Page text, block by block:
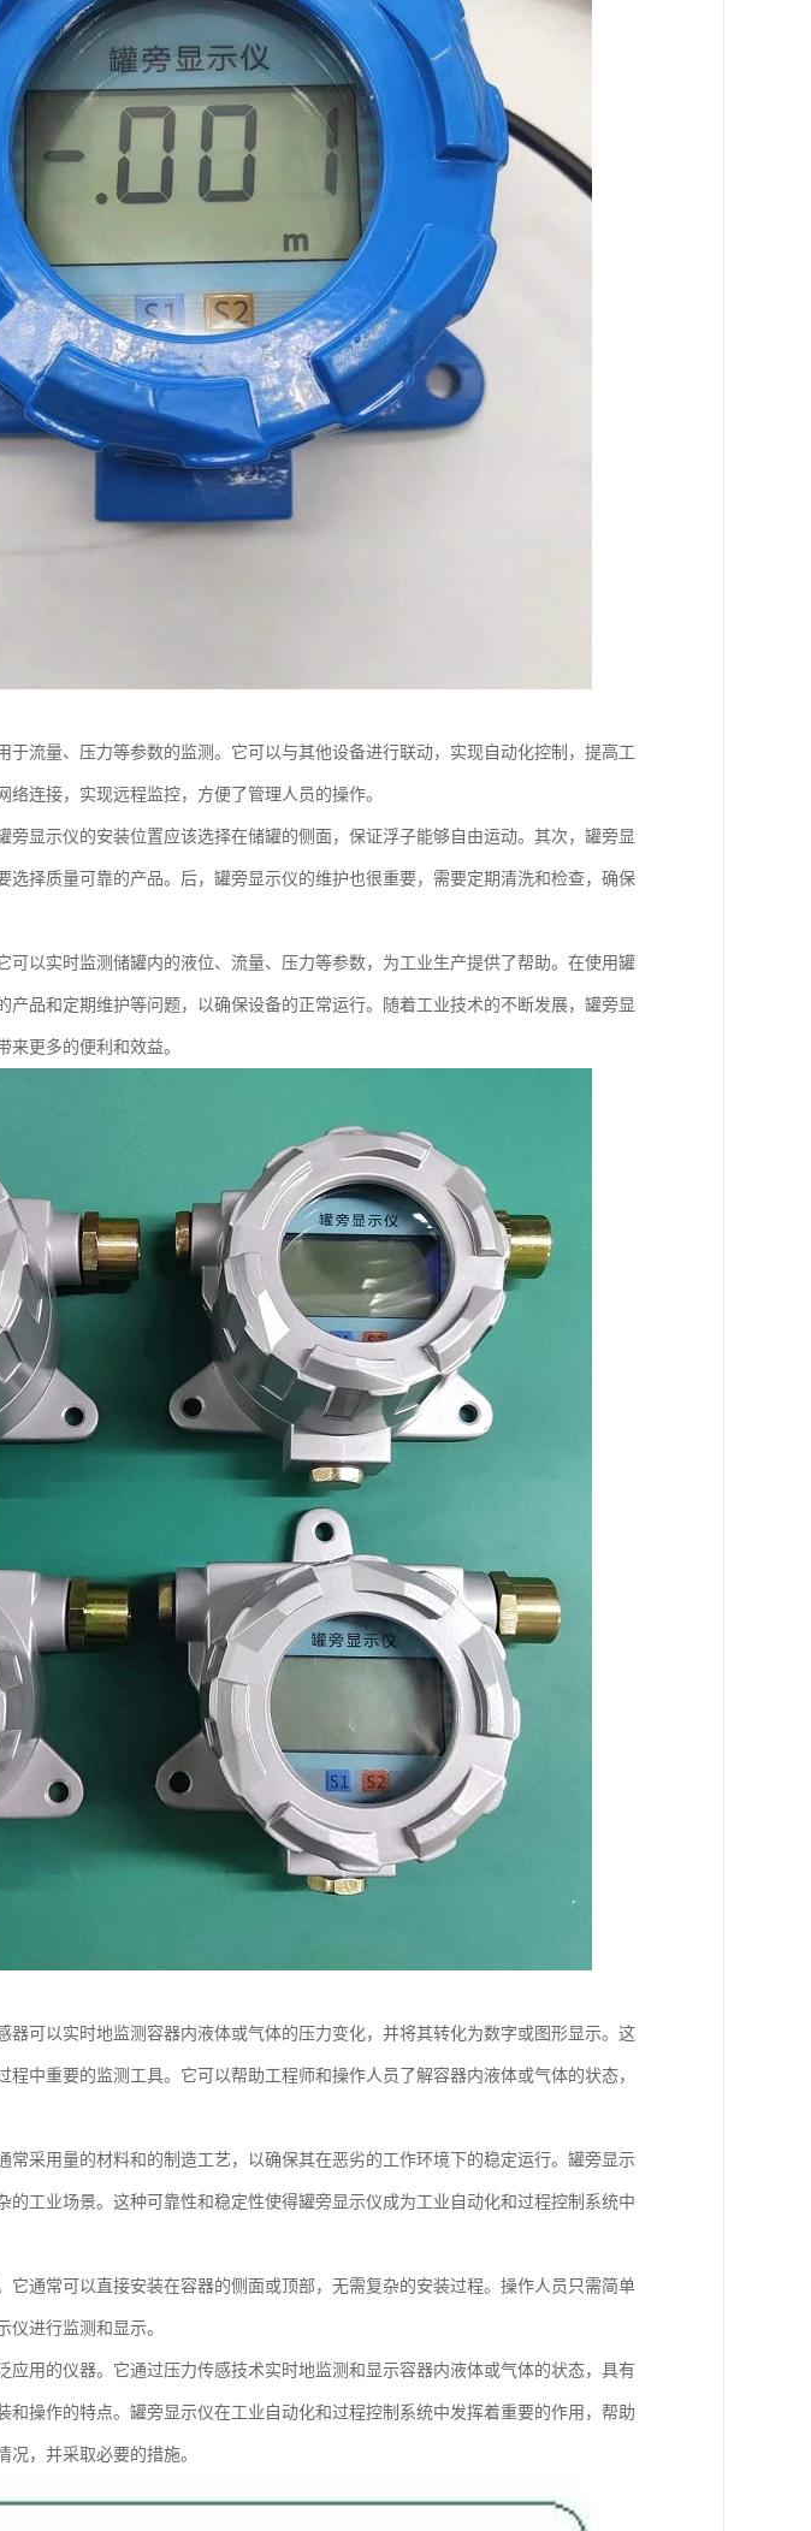
流量、压力等参数的监测。它可以与其他设备进行联动，实现自动化控制，提高工
连接，实现远程监控，方便了管理人员的操作。
显示仪的安装位置应该选择在储罐的侧面，保证浮子能够自由运动。其次，罐旁显
选择质量可靠的产品。后，罐旁显示仪的维护也很重要，需要定期清洗和检查，确保
可以实时监测储罐内的液位、流量、压力等参数，为工业生产提供了帮助。在使用罐
品和定期维护等问题，以确保设备的正常运行。随着工业技术的不断发展，罐旁显
更多的便利和效益。
器可以实时地监测容器内液体或气体的压力变化，并将其转化为数字或图形显示。这
中重要的监测工具。它可以帮助工程师和操作人员了解容器内液体或气体的状态，
常采用量的材料和的制造工艺，以确保其在恶劣的工作环境下的稳定运行。罐旁显示
工业场景。这种可靠性和稳定性使得罐旁显示仪成为工业自动化和过程控制系统中
它通常可以直接安装在容器的侧面或顶部，无需复杂的安装过程。操作人员只需简单
进行监测和显示。
应用的仪器。它通过压力传感技术实时地监测和显示容器内液体或气体的状态，具有
和操作的特点。罐旁显示仪在工业自动化和过程控制系统中发挥着重要的作用，帮助
，并采取必要的措施。